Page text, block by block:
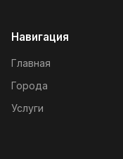
Навигация
Главная
Города
Услуги